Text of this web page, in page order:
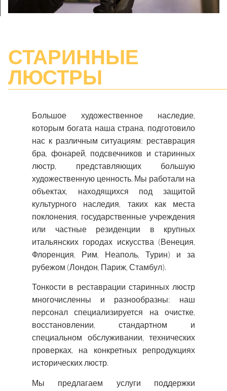
СТАРИННЫЕ
ЛЮСТРЫ
Большое художественное наследие,
которым богата наша страна, подготовило
нас к различным ситуациям: реставрация
бра, фонарей, подсвечников и старинных
люстр, представляющих большую
художественную ценность. Мы работали на
объектах, находящихся под защитой
культурного наследия, таких как места
поклонения, государственные учреждения
или частные резиденции в крупных
итальянских городах искусства (Венеция,
Флоренция, Рим, Неаполь, Турин) и за
рубежом (Лондон, Париж, Стамбул).
Тонкости в реставрации старинных люстр
многочисленны и разнообразны: наш
персонал специализируется на очистке,
восстановлении, стандартном и
специальном обслуживании, технических
проверках, на конкретных репродукциях
исторических люстр.
Мы предлагаем услуги поддержки